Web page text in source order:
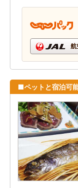
航
■ペットと宿泊可